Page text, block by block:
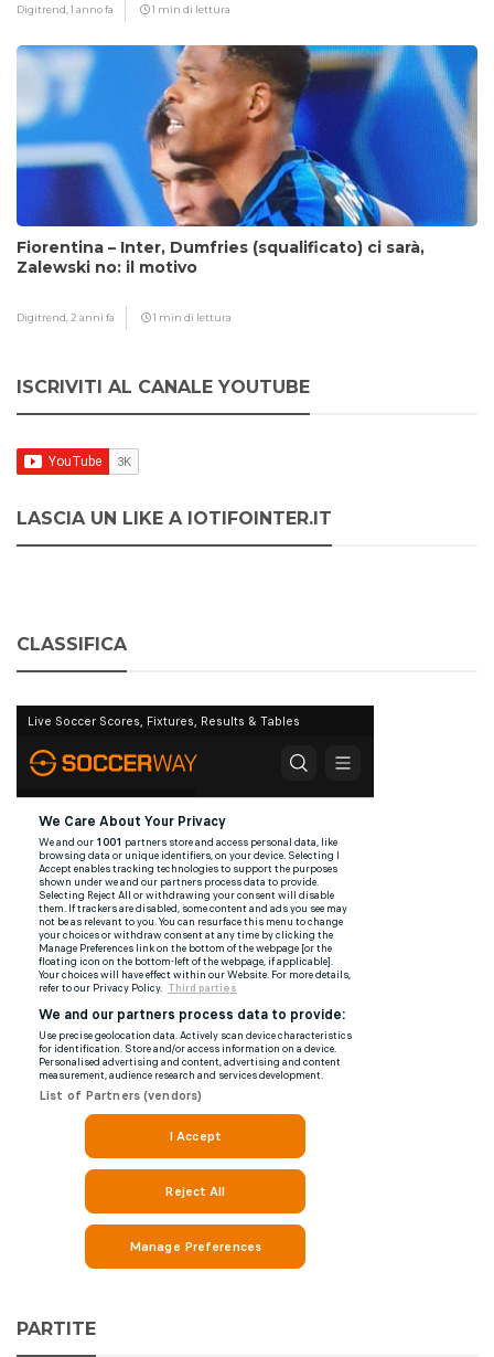
Digitrend,1 anno fa 1 min di lettura
Fiorentina – Inter, Dumfries (squalificato) ci sarà,
Zalewski no: il motivo
Digitrend, 2 anni fa 1 min di lettura
ISCRIVITI AL CANALE YOUTUBE
LASCIA UN LIKE A IOTIFOINTER.IT
CLASSIFICA
PARTITE